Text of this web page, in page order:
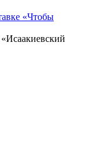
«Чтобы